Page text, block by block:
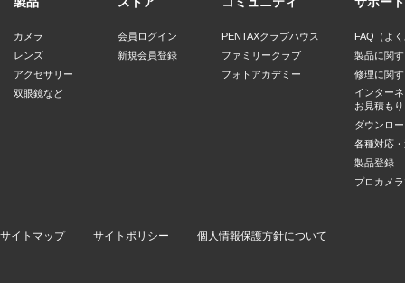
カメラ
レンズ
アクセサリー
双眼鏡など
会員ログイン
新規会員登録
PENTAXクラブハウス
ファミリークラブ
フォトアカデミー
FAQ（よ
製品に関
修理に関
インター
お見積もり
ダウンロ
各種対応
製品登録
プロカメ
サイトマップ サイトポリシー 個人情報保護方針について